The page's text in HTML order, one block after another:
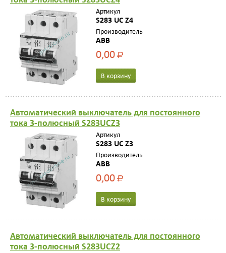
Артикул
S283 UC Z4
Производитель
ABB
0,00Р
В корзину
Автоматический выключатель для постоянного
тока 3-полюсный S283UCZ3
Артикул
S283 UC Z3
Производитель
ABB
0,00Р
В корзину
Автоматический выключатель для постоянного
тока 3-полюсный S283UCZ2